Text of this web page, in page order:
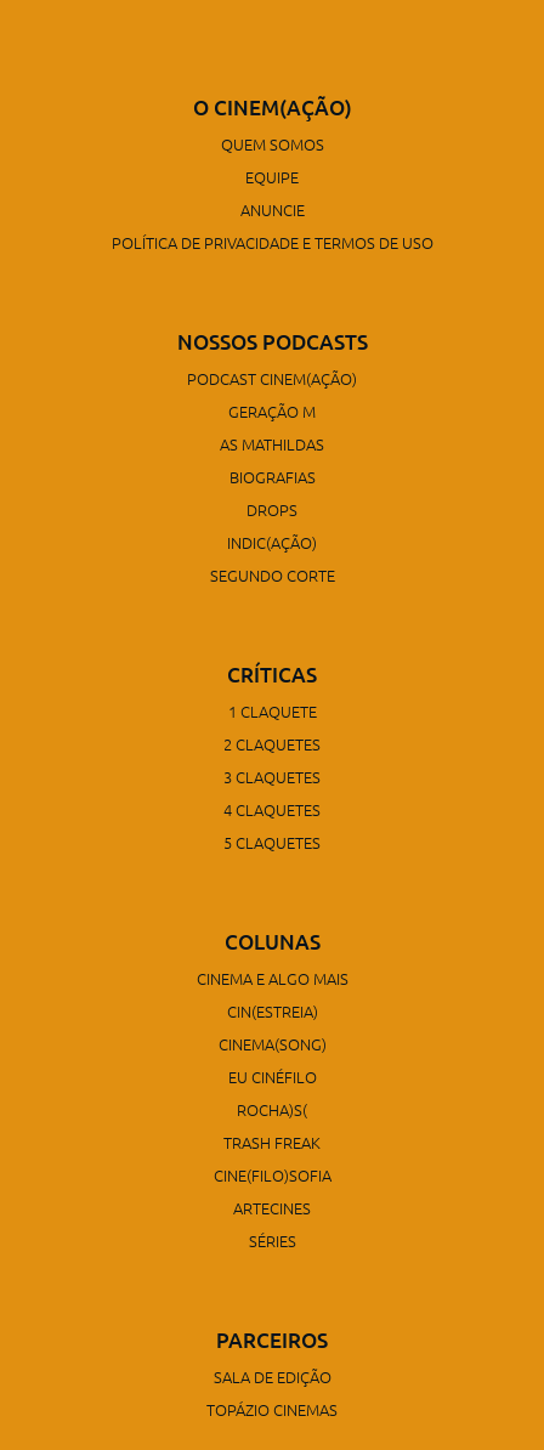
O CINEM(AÇÃO)
QUEM SOMOS
EQUIPE
ANUNCIE
POLÍTICA DE PRIVACIDADE E TERMOS DE USO
NOSSOS PODCASTS
PODCAST CINEM(AÇÃO)
GERAÇÃO M
AS MATHILDAS
BIOGRAFIAS
DROPS
INDIC(AÇÃO)
SEGUNDO CORTE
CRÍTICAS
1 CLAQUETE
2 CLAQUETES
3 CLAQUETES
4 CLAQUETES
5 CLAQUETES
COLUNAS
CINEMA E ALGO MAIS
CIN(ESTREIA)
CINEMA(SONG)
EU CINÉFILO
ROCHA)S(
TRASH FREAK
CINE(FILO)SOFIA
ARTECINES
SÉRIES
PARCEIROS
SALA DE EDIÇÃO
TOPÁZIO CINEMAS